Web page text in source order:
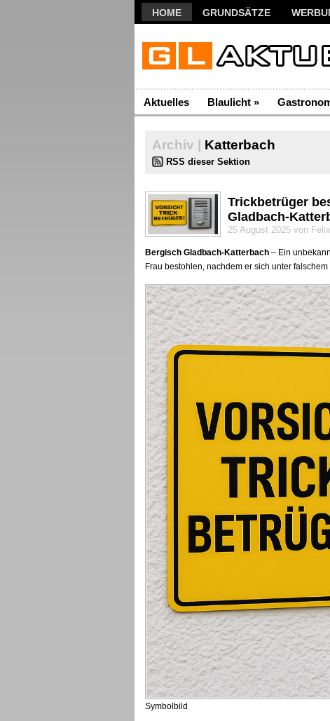
HOME GRUNDSÄTZE
Aktuelles Blaulicht »
Archiv | Katterbach
RSS dieser Sektion
Trickbetrüger
Gladbach-
25 August 2025 von
Bergisch Gladbach-Katterbach – Ein
Frau bestohlen, nachdem er sich unter
Symbolbild